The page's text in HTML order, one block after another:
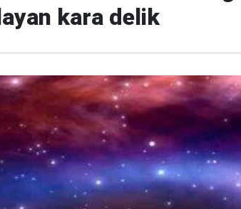
kara delik